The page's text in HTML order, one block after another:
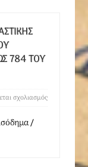
784 ΤΟΥ
σχολιασμός
/